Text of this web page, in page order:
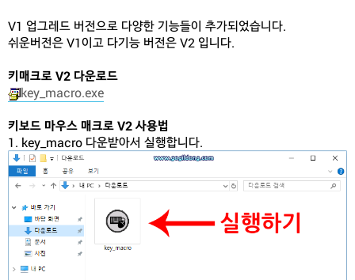
V1 업그레드 버전으로 다양한 기능들이 추가되었습니다.
쉬운버전은 V1이고 다기능 버전은 V2 입니다.
키매크로 V2 다운로드
key_macro.exe
키보드 마우스 매크로 V2 사용법
1. key_macro 다운받아서 실행합니다.